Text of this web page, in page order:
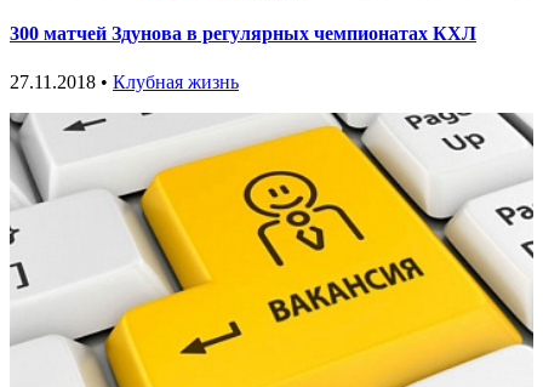
300 матчей Здунова в регулярных чемпионатах КХЛ
27.11.2018 • Клубная жизнь